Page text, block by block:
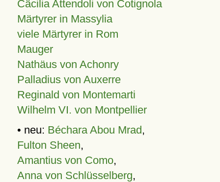
Cäcilia Attendoli von Cotignola
Märtyrer in Massylia
viele Märtyrer in Rom
Mauger
Nathäus von Achonry
Palladius von Auxerre
Reginald von Montemarti
Wilhelm VI. von Montpellier
• neu: Béchara Abou Mrad,
Fulton Sheen,
Amantius von Como,
Anna von Schlüsselberg,